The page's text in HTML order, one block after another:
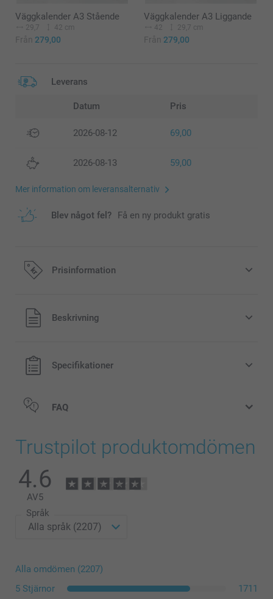
Väggkalender A3 Stående
29,7 42 cm
Från 279,00
Väggkalender A3 Liggande
42 29,7 cm
Från 279,00
Leverans
Datum Pris
2026-08-12 69,00
2026-08-13 59,00
Mer information om leveransalternativ
Blev något fel? Få en ny produkt gratis
Prisinformation
Alla priser är i svenska kronor (SEK), inklusive moms och
exklusive porto.
Beskrivning
Specifikationer
FAQ
Trustpilot produktomdömen
4.6
AV5
Språk
Alla omdömen (2207)
5 Stjärnor
1711